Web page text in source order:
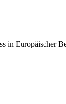
in Europäischer